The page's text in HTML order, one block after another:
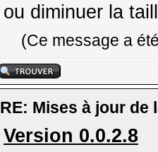
ou diminuer la
(Ce message a
RE: Mises à jour de
Version 0.0.2.8